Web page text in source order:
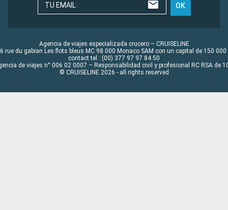
TU EMAIL OK
Agencia de viajes especializada crucero – CRUISELINE
rue du gabian Les flots bleus MC 98 000 Monaco SAM con un capital de 150 000
contact tel : (00) 377 97 97 84 50
de viajes n° 006 02 0007 – Responsabilidad civil y profesional RC RSA de
© CRUISELINE 2026 - all rights reserved